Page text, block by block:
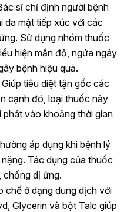
sĩ chỉ định người bệnh
da mặt tiếp xúc với các
Sử dụng nhóm thuốc
hiện mẩn đỏ, ngứa ngáy
bệnh hiệu quả.
Giúp tiêu diệt tận gốc các
cạnh đó, loại thuốc này
vào khoảng thời gian
áp dụng khi bệnh lý
Tác dụng của thuốc
chống dị ứng.
chế ở dạng dung dịch với
Glycerin và bột Talc giúp